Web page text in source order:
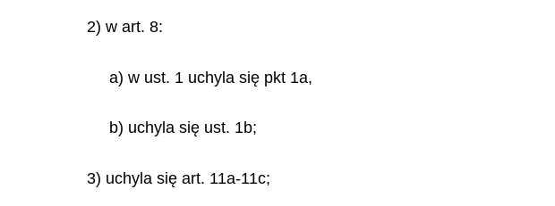
2) w art. 8:
a) w ust. 1 uchyla się pkt 1a,
b) uchyla się ust. 1b;
3) uchyla się art. 11a-11c;